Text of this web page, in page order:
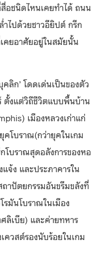
อชนิดไหนเคยทำได้ ถนน
ไปด้วยชาวอียิปต์ กรีก
คยอาศัยอยู่ในสมัยนั้น
ลิก’ โดดเด่นเป็นของตัว
ตั้งแต่วิถีชีวิตแบบพื้นบ้าน
เมืองหลวงเก่าแก่
คโบราณ(กว่ายุคในเกม
โบราณสุดอลังการของหอ
จ้ง และประภาคารใน
ถาปัตยกรรมอันขรึมขลังที่
รมันโบราณในเมือง
ลิเบีย) และค่ายทหาร
ควสต์รองนับร้อยในเกม